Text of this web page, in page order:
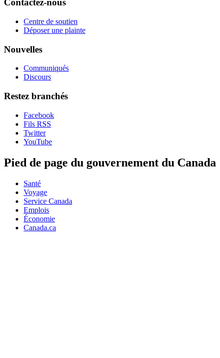
Contactez-nous
Centre de soutien
Déposer une plainte
Nouvelles
Communiqués
Discours
Restez branchés
Facebook
Fils RSS
Twitter
YouTube
Pied de page du gouvernement du Canada
Santé
Voyage
Service Canada
Emplois
Économie
Canada.ca